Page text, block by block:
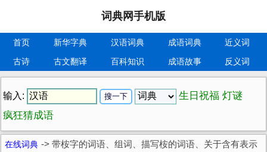
词典网手机版
首页 新华字典 汉语词典 成语词典
近义词
古诗
古文翻译 百科知识 成语故事 反义词
输入: 生日祝福 灯谜
疯狂猜成语
在线词典 -> 带桉字的词语、组词、描写桉的词语、关于含有表示